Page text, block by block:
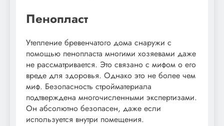
Пенопласт
Утепление бревенчатого дома снаружи с
помощью пенопласта многими хозяевами даже
не рассматривается. Это связано с мифом о его
вреде для здоровья. Однако это не более чем
миф. Безопасность стройматериала
подтверждена многочисленными экспертизами.
Он абсолютно безопасен, даже если
используется внутри помещения.